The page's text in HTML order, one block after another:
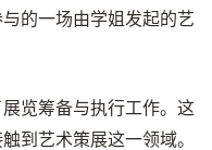
的一场由学姐发起的艺
览筹备与执行工作。这
到艺术策展这一领域。